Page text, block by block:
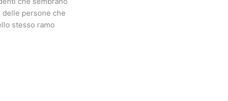
delle persone che
stesso ramo